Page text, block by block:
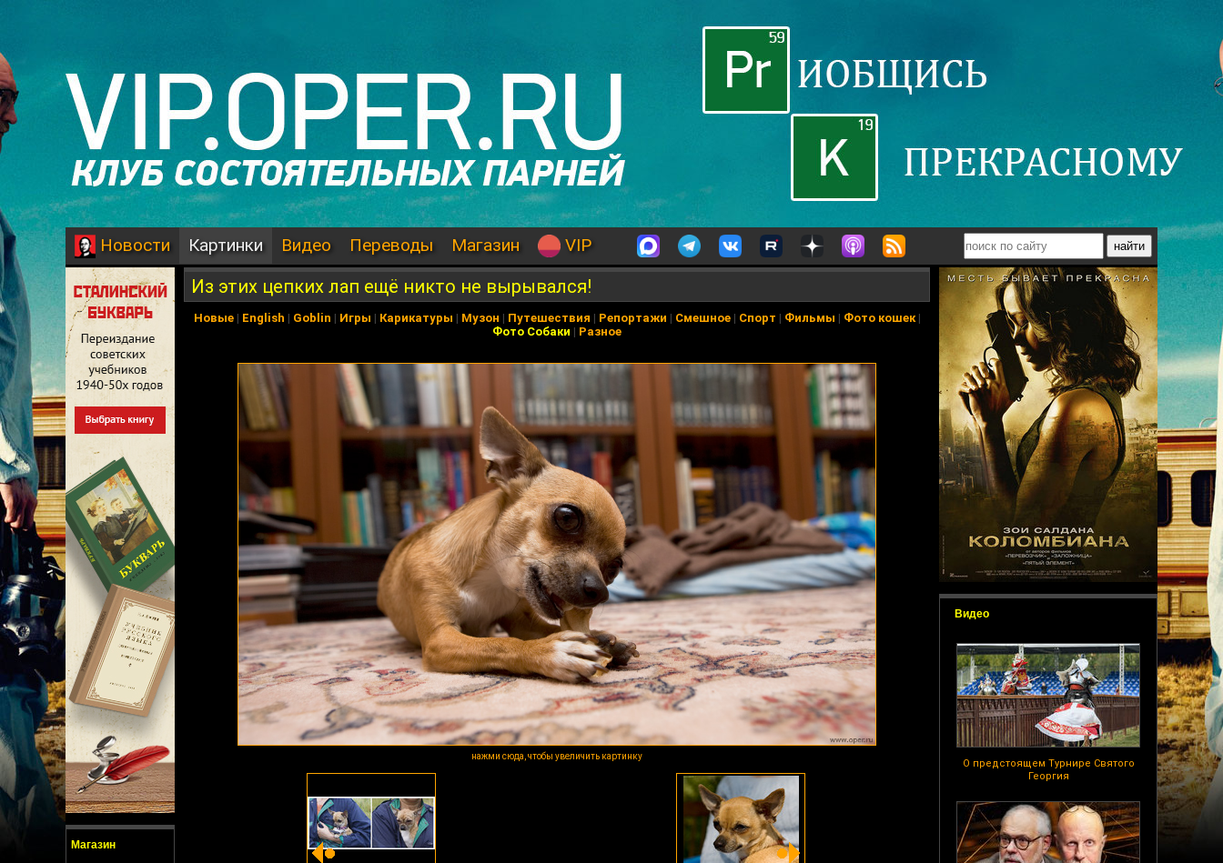
Новости Картинки Видео Переводы Магазин VIP
Магазин
Видео
О предстоящем Турнире Святого
Георгия
Из этих цепких лап ещё никто не вырывался!
Новые| English | Goblin | Игры | Карикатуры | Музон | Путешествия | Репортажи | Смешное| Спорт | Фильмы | Фото кошек|
Фото Собаки | Разное
нажми сюда, чтобы увеличить картинку